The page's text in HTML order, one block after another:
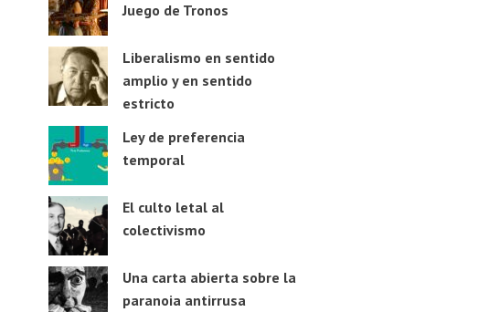
Juego de Tronos
Liberalismo en sentido
amplio y en sentido
estricto
Ley de preferencia
temporal
El culto letal al
colectivismo
Una carta abierta sobre la
paranoia antirrusa